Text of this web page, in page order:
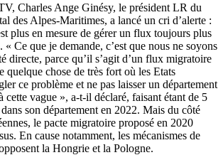
Charles Ange Ginésy, le président LR du
des Alpes-Maritimes, a lancé un cri d’alerte :
plus en mesure de gérer un flux toujours plus
« Ce que je demande, c’est que nous ne soyons
directe, parce qu’il s’agit d’un flux migratoire
quelque chose de très fort où les Etats
ce problème et ne pas laisser un département
cette vague », a-t-il déclaré, faisant étant de 5
son département en 2022. Mais du côté
le pacte migratoire proposé en 2020
En cause notamment, les mécanismes de
la Hongrie et la Pologne.